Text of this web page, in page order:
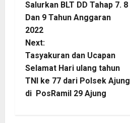
o
s
t
n
a
Salurkan BLT DD Tahap 7. 8
Dan 9 Tahun Anggaran
2022
Next:
Tasyakuran dan Ucapan
Selamat Hari ulang tahun
TNI ke 77 dari Polsek Ajung
di PosRamil 29 Ajung